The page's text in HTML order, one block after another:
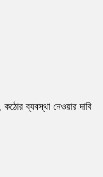
কঠোর ব্যবস্থা নেওয়ার দাবি